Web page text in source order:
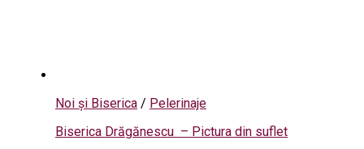
Noi și Biserica / Pelerinaje
Biserica Drăgănescu – Pictura din suflet